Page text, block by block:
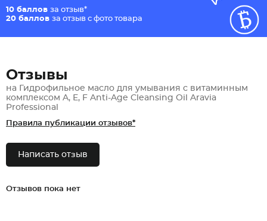
10 баллов за отзыв*
20 баллов за отзыв с фото товара
Отзывы
на Гидрофильное масло для умывания с витаминным
комплексом A, E, F Anti-Age Cleansing Oil Aravia
Professional
Правила публикации отзывов*
Написать отзыв
Отзывов пока нет